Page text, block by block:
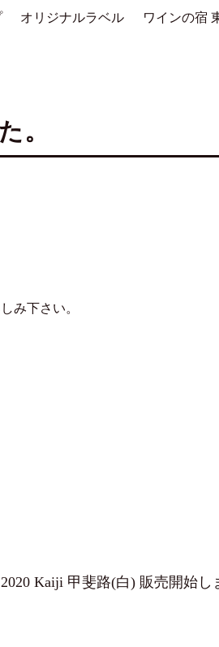
オリジナルラベル ワインの宿
。
み下さい。
Kaiji 甲斐路(白) 販売開始し